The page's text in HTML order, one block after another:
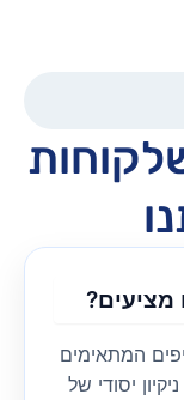
המתאימים
יסודי של